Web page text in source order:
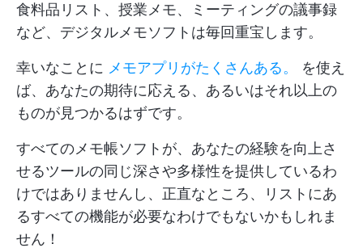
食料品リスト、授業メモ、ミーティングの議事録
など、デジタルメモソフトは毎回重宝します。
幸いなことに メモアプリがたくさんある。
を使え
ば、あなたの期待に応える、あるいはそれ以上の
ものが見つかるはずです。
すべてのメモ帳ソフトが、あなたの経験を向上さ
せるツールの同じ深さや多様性を提供しているわ
けではありませんし、正直なところ、リストにあ
るすべての機能が必要なわけでもないかもしれま
せん！